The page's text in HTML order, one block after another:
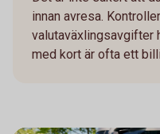
innan avresa.
valutaväxlingsavgifter
med kort är ofta ett